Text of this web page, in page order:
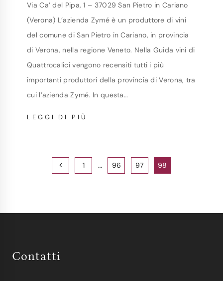
Via Ca’ del Pipa, 1 – 37029 San Pietro in Cariano
(Verona) L’azienda Zymé è un produttore di vini
del comune di San Pietro in Cariano, in provincia
di Verona, nella regione Veneto. Nella Guida vini di
Quattrocalici vengono recensiti tutti i più
importanti produttori della provincia di Verona, tra
cui l’azienda Zymé. In questa…
LEGGI DI PIÙ
PAGEPrevious1 … 96 97 98
Contatti